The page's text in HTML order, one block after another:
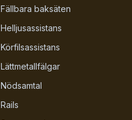
Fällbara baksäten
Helljusassistans
Körfilsassistans
Lättmetallfälgar
Nödsamtal
Rails